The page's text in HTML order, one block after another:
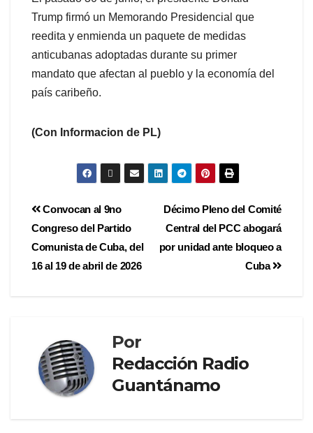
Trump firmó un Memorando Presidencial que
reedita y enmienda un paquete de medidas
anticubanas adoptadas durante su primer
mandato que afectan al pueblo y la economía del
país caribeño.
(Con Informacion de PL)
Décimo Pleno del Comité
Central del PCC abogará
por unidad ante bloqueo a
Cuba
Convocan al 9no
Congreso del Partido
Comunista de Cuba, del
16 al 19 de abril de 2026
Por
Redacción Radio
Guantánamo